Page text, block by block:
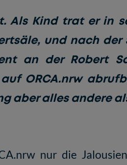
Als Kind trat er in
und nach
an der Robert
ORCA.nrw
aber alles andere
nur die